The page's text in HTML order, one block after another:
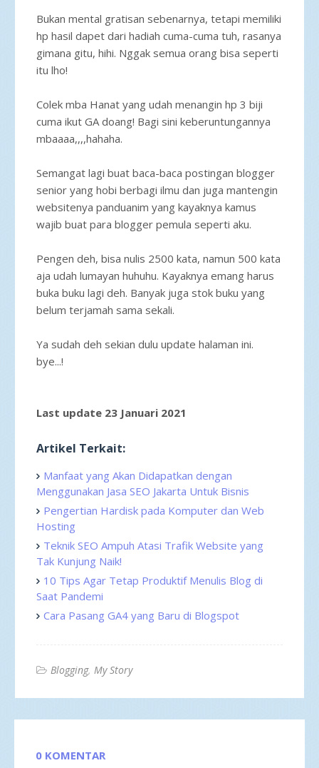
Bukan mental gratisan sebenarnya, tetapi memiliki
hp hasil dapet dari hadiah cuma-cuma tuh, rasanya
gimana gitu, hihi. Nggak semua orang bisa seperti
itu lho!
Colek mba Hanat yang udah menangin hp 3 biji
cuma ikut GA doang! Bagi sini keberuntungannya
mbaaaa,,,,hahaha.
Semangat lagi buat baca-baca postingan blogger
senior yang hobi berbagi ilmu dan juga mantengin
websitenya panduanim yang kayaknya kamus
wajib buat para blogger pemula seperti aku.
Pengen deh, bisa nulis 2500 kata, namun 500 kata
aja udah lumayan huhuhu. Kayaknya emang harus
buka buku lagi deh. Banyak juga stok buku yang
belum terjamah sama sekali.
Ya sudah deh sekian dulu update halaman ini.
bye...!
Last update 23 Januari 2021
Artikel Terkait:
Manfaat yang Akan Didapatkan dengan
Menggunakan Jasa SEO Jakarta Untuk Bisnis
Pengertian Hardisk pada Komputer dan Web
Hosting
Teknik SEO Ampuh Atasi Trafik Website yang
Tak Kunjung Naik!
10 Tips Agar Tetap Produktif Menulis Blog di
Saat Pandemi
Cara Pasang GA4 yang Baru di Blogspot
Blogging My Story
0 KOMENTAR